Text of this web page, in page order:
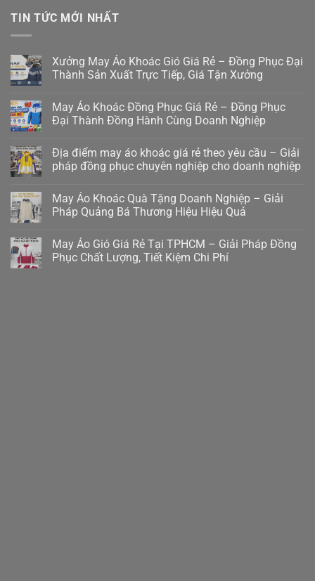
TIN TỨC MỚI NHẤT
Xưởng May Áo Khoác Gió Giá Rẻ – Đồng Phục Đại
Thành Sản Xuất Trực Tiếp, Giá Tận Xưởng
May Áo Khoác Đồng Phục Giá Rẻ – Đồng Phục
Đại Thành Đồng Hành Cùng Doanh Nghiệp
Địa điểm may áo khoác giá rẻ theo yêu cầu – Giải
pháp đồng phục chuyên nghiệp cho doanh nghiệp
May Áo Khoác Quà Tặng Doanh Nghiệp – Giải
Pháp Quảng Bá Thương Hiệu Hiệu Quả
May Áo Gió Giá Rẻ Tại TPHCM – Giải Pháp Đồng
Phục Chất Lượng, Tiết Kiệm Chi Phí